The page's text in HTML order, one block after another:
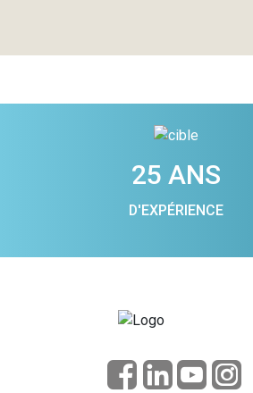
25 ANS
D'EXPÉRIENCE